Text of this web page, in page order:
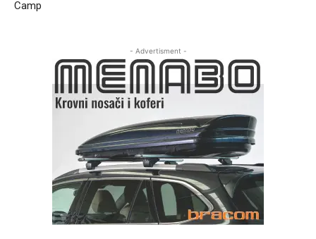
Camp
- Advertisment -